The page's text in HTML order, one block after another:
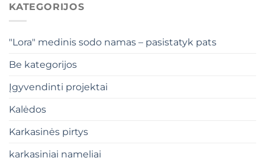
KATEGORIJOS
"Lora" medinis sodo namas – pasistatyk pats
Be kategorijos
Įgyvendinti projektai
Kalėdos
Karkasinės pirtys
karkasiniai nameliai